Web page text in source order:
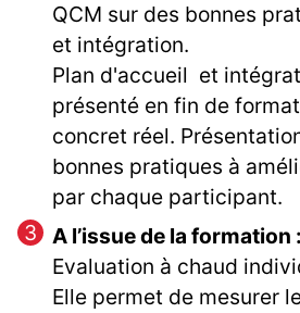
QCM sur des bonnes
et intégration.
Plan d'accueil et
présenté en fin de
concret réel.
bonnes pratiques à
par chaque participant.
A l’issue de la formation :
Evaluation à chaud
Elle permet de mesurer